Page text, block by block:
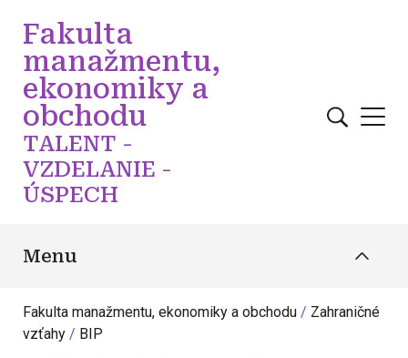
Fakulta
manažmentu,
ekonomiky a
obchodu
TALENT -
VZDELANIE -
ÚSPECH
Menu
Fakulta manažmentu, ekonomiky a obchodu
Zahraničné
vzťahy
BIP